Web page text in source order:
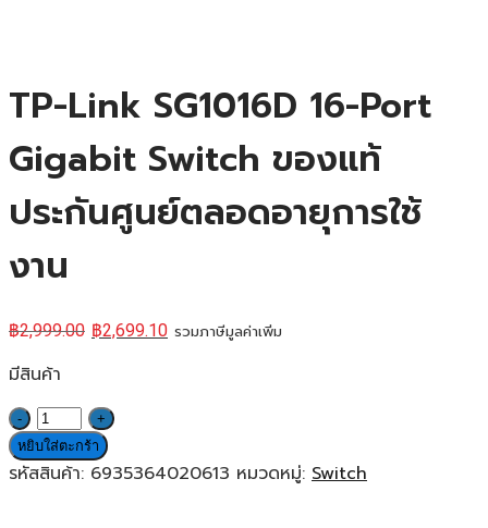
TP-Link SG1016D 16-Port
Gigabit Switch ของแท้
ประกันศูนย์ตลอดอายุการใช้
งาน
฿2,999.00 ฿2,699.10 รวมภาษีมูลค่าเพิ่ม
มีสินค้า
จำนวน
TP-
Link
หยิบใส่ตะกร้า
รหัสสินค้า: 6935364020613 หมวดหมู่: Switch